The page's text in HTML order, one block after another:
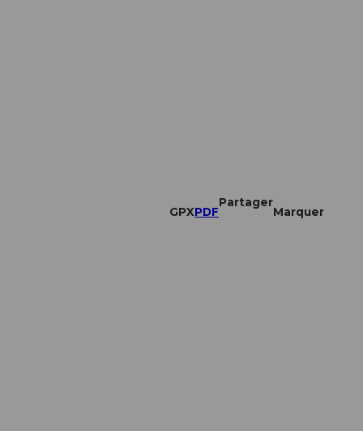
GPXPDF
Partager
Marquer